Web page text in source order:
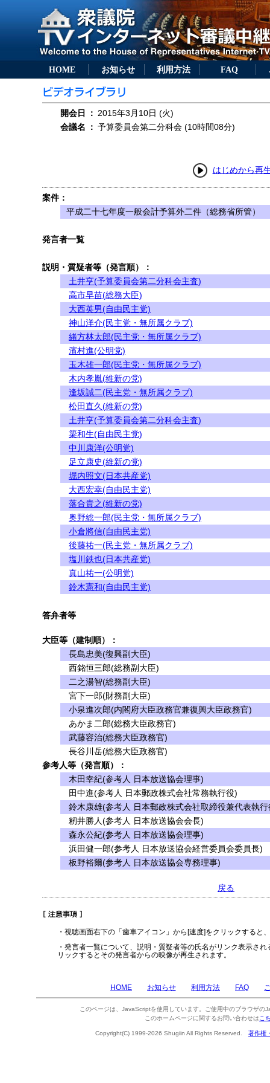
HOME お知らせ 利用方法 FAQ
開会日 ： 2015年3月10日 (火)
会議名
： 予算委員会第二分科会 (10時間08分)
はじめから再
案件：
平成二十七年度一般会計予算外二件（総務省所管）
発言者一覧
説明・質疑者等（発言順）：
土井亨(予算委員会第二分科会主査)
高市早苗(総務大臣)
大西英男(自由民主党)
神山洋介(民主党・無所属クラブ)
緒方林太郎(民主党・無所属クラブ)
濱村進(公明党)
玉木雄一郎(民主党・無所属クラブ)
木内孝胤(維新の党)
逢坂誠二(民主党・無所属クラブ)
松田直久(維新の党)
土井亨(予算委員会第二分科会主査)
簗和生(自由民主党)
中川康洋(公明党)
足立康史(維新の党)
堀内照文(日本共産党)
大西宏幸(自由民主党)
落合貴之(維新の党)
奥野総一郎(民主党・無所属クラブ)
小倉將信(自由民主党)
後藤祐一(民主党・無所属クラブ)
塩川鉄也(日本共産党)
真山祐一(公明党)
鈴木憲和(自由民主党)
答弁者等
大臣等（建制順）：
長島忠美(復興副大臣)
西銘恒三郎(総務副大臣)
二之湯智(総務副大臣)
宮下一郎(財務副大臣)
小泉進次郎(内閣府大臣政務官兼復興大臣政務官)
あかま二郎(総務大臣政務官)
武藤容治(総務大臣政務官)
長谷川岳(総務大臣政務官)
参考人等（発言順）：
木田幸紀(参考人 日本放送協会理事)
田中進(参考人 日本郵政株式会社常務執行役)
鈴木康雄(参考人 日本郵政株式会社取締役兼代表執
籾井勝人(参考人 日本放送協会会長)
森永公紀(参考人 日本放送協会理事)
浜田健一郎(参考人 日本放送協会経営委員会委員長)
板野裕爾(参考人 日本放送協会専務理事)
戻る
・視聴画面右下の「歯車アイコン」から[速度]をクリックすると
・発言者一覧について、説明・質疑者等の氏名がリンク表示さ
リックするとその発言者からの映像が再生されます。
HOME お知らせ 利用方法 FAQ
このページは、JavaScriptを使用しています。ご使用中のブラウザの
このホームページに関するお問い合わせは こ
Copyright(C) 1999-2026 Shugiin All Rights Reserved. 著作権